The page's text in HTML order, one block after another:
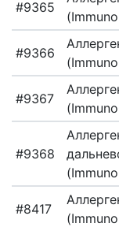
#9365
#9366
#9367
#9368
#8417